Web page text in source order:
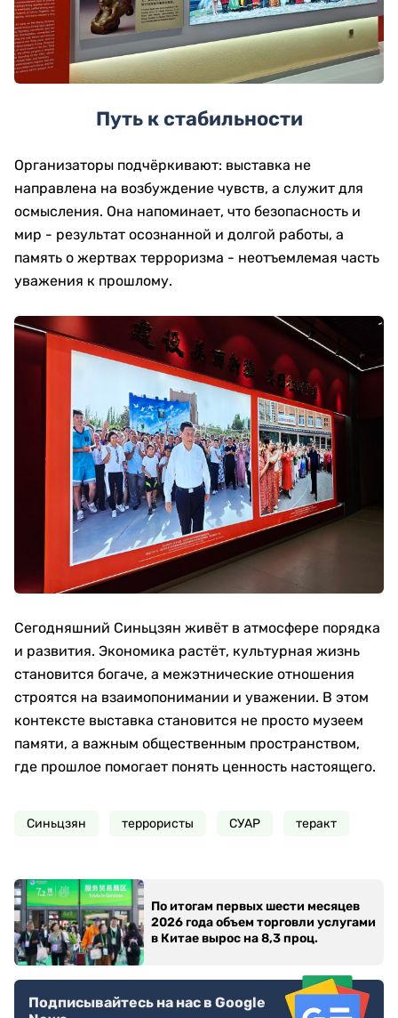
Путь к стабильности
Организаторы подчёркивают: выставка не
направлена на возбуждение чувств, а служит для
осмысления. Она напоминает, что безопасность и
мир - результат осознанной и долгой работы, а
память о жертвах терроризма - неотъемлемая часть
уважения к прошлому.
Сегодняшний Синьцзян живёт в атмосфере порядка
и развития. Экономика растёт, культурная жизнь
становится богаче, а межэтнические отношения
строятся на взаимопонимании и уважении. В этом
контексте выставка становится не просто музеем
памяти, а важным общественным пространством,
где прошлое помогает понять ценность настоящего.
Синьцзян террористы СУАР теракт
По итогам первых шести месяцев
2026 года объем торговли услугами
в Китае вырос на 8,3 проц.
Подписывайтесь на нас в Google